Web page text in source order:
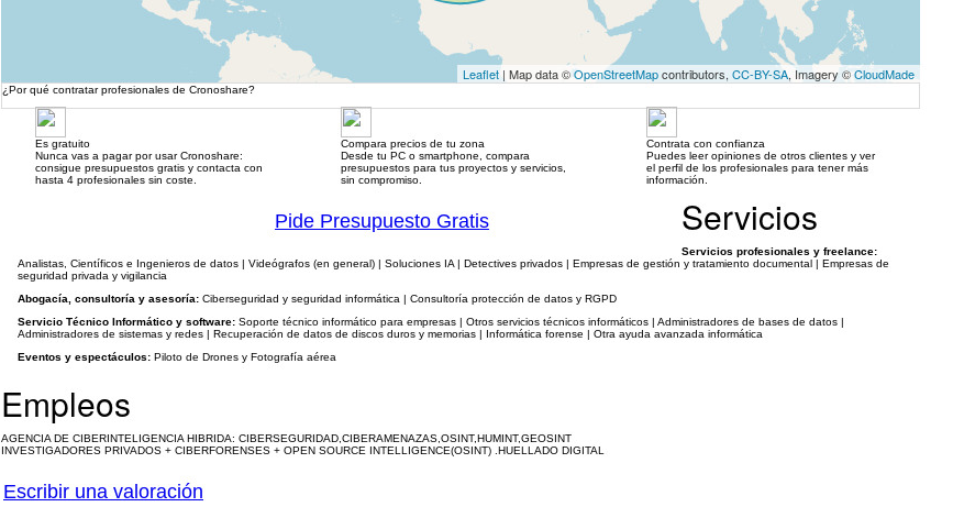
Leaflet | Map data ©OpenStreetMapcontributors, CC-BY-SA, Imagery ©CloudMade
¿Por qué contratar profesionales de Cronoshare?
Es gratuito
Nunca vas a pagar por usar Cronoshare:
consigue presupuestos gratis y contacta con
hasta 4 profesionales sin coste.
Compara precios de tu zona
Desde tu PC o smartphone, compara
presupuestos para tus proyectos y servicios,
sin compromiso.
Contrata con confianza
Puedes leer opiniones de otros clientes y ver
el perfil de los profesionales para tener más
información.
Pide Presupuesto Gratis Servicios
Servicios profesionales y freelance:
Analistas, Científicos e Ingenieros de datos | Videógrafos (en general) | Soluciones IA | Detectives privados | Empresas de gestión y tratamiento documental | Empresas de
seguridad privada y vigilancia
Abogacía, consultoría y asesoría: Ciberseguridad y seguridad informática | Consultoría protección de datos y RGPD
Servicio Técnico Informático y software: Soporte técnico informático para empresas | Otros servicios técnicos informáticos | Administradores de bases de datos |
Administradores de sistemas y redes | Recuperación de datos de discos duros y memorias | Informática forense | Otra ayuda avanzada informática
Eventos y espectáculos: Piloto de Drones y Fotografía aérea
Empleos
AGENCIA DE CIBERINTELIGENCIA HIBRIDA: CIBERSEGURIDAD,CIBERAMENAZAS,OSINT,HUMINT,GEOSINT
INVESTIGADORES PRIVADOS + CIBERFORENSES + OPEN SOURCE INTELLIGENCE(OSINT) .HUELLADO DIGITAL
Escribir una valoración